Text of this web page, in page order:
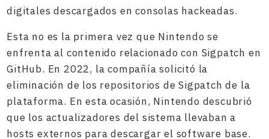
digitales descargados en consolas hackeadas.
Esta no es la primera vez que Nintendo se
enfrenta al contenido relacionado con Sigpatch en
GitHub. En 2022, la compañía solicitó la
eliminación de los repositorios de Sigpatch de la
plataforma. En esta ocasión, Nintendo descubrió
que los actualizadores del sistema llevaban a
hosts externos para descargar el software base.